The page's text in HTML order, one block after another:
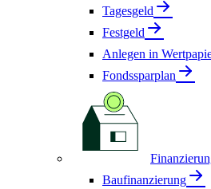
Tagesgeld
Festgeld
Anlegen in
Fondssparplan
Baufinanzierung